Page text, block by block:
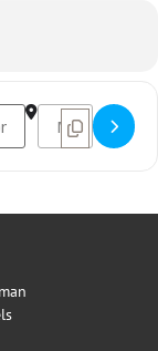
lichaam []
Destination